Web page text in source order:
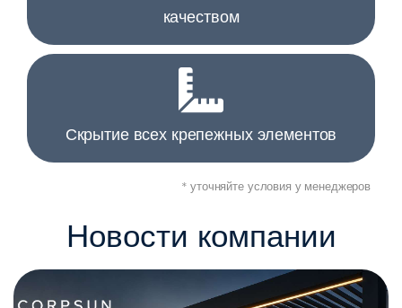
качеством
Скрытие всех крепежных элементов
* уточняйте условия у менеджеров
Новости компании